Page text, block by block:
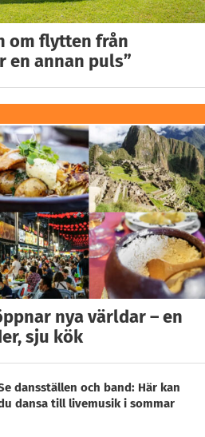
om flytten från
en annan puls”
nya världar – en
sju kök
dansställen och band: Här kan
dansa till livemusik i sommar